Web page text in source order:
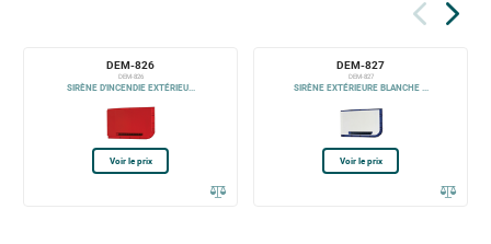
DEM-826
DEM-826
SIRÈNE D'INCENDIE EXTÉRIEU...
Voir le prix
DEM-827
DEM-827
SIRÈNE EXTÉRIEURE BLANCHE ...
Voir le prix